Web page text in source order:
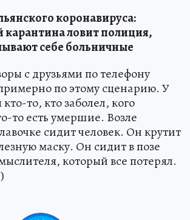
коронавируса:
ловит полиция,
себе больничные
с друзьями по телефону
по этому сценарию. У
то, кто заболел, кого
то есть умершие. Возле
сидит человек. Он крутит
маску. Он сидит в позе
который все потерял.
)